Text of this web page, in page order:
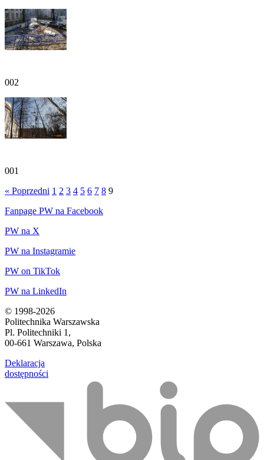
002
001
« Poprzedni 1 2 3 4 5 6 7 8 9
Fanpage PW na Facebook
PW na X
PW na Instagramie
PW on TikTok
PW na LinkedIn
© 1998-2026
Politechnika Warszawska
Pl. Politechniki 1,
00-661 Warszawa, Polska
Deklaracja
dostępności